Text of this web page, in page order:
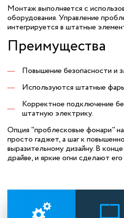
Монтаж выполняется с
оборудования. Управление
интегрируется в штатные
Преимущества
Повышение безопасности и
Используются штатные
Корректное подключение
штатную электрику.
Опция "проблесковые фонари" на
просто гаджет, а шаг к
выразительному дизайну. В
драйве, и яркие огни сделают